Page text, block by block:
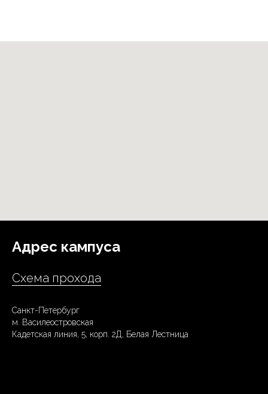
Адрес кампуса
Схема прохода
Санкт-Петербург
м. Василеостровская
Кадетская линия, 5, корп. 2Д, Белая Лестница